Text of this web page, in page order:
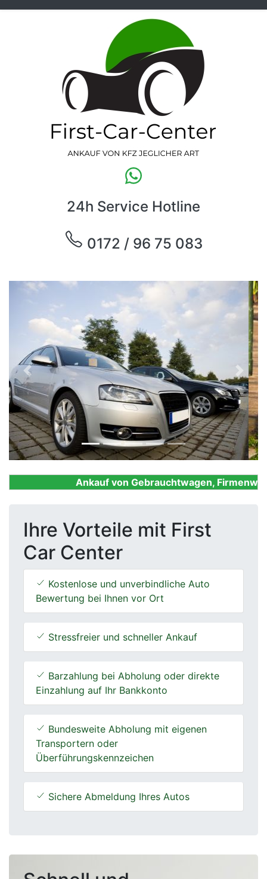
24h Service Hotline
0172 / 96 75 083
Previous Next
Ankauf von Gebrauchtwagen,
Ihre Vorteile mit First
Car Center
Kostenlose und unverbindliche Auto
Bewertung bei Ihnen vor Ort
Stressfreier und schneller Ankauf
Barzahlung bei Abholung oder direkte
Einzahlung auf Ihr Bankkonto
Bundesweite Abholung mit eigenen
Transportern oder
Überführungskennzeichen
Sichere Abmeldung Ihres Autos